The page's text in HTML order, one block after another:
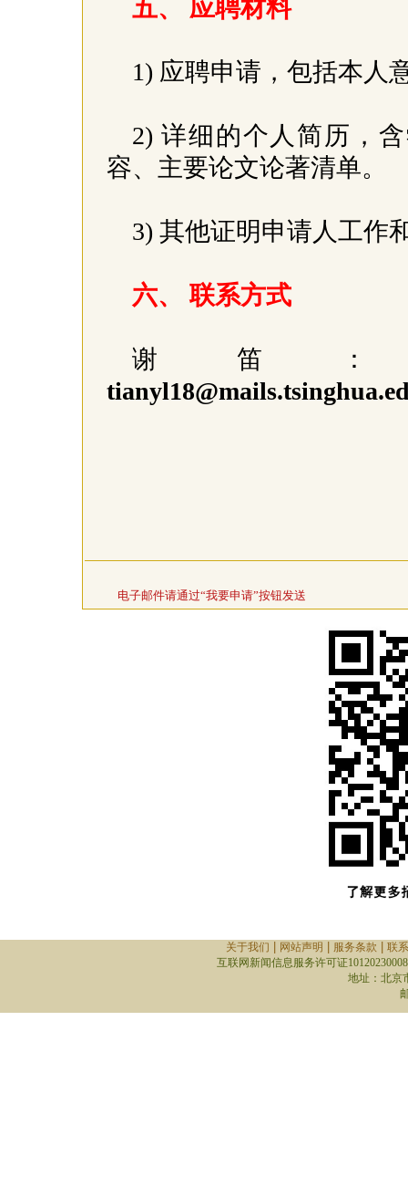
五、 应聘材料
1) 应聘申请，包括本人
2) 详细的个人简历，
容、主要论文论著清单。
3) 其他证明申请人工作
六、 联系方式
谢笛
电子邮件请通过“我要申请”按钮发送
关于我们 网站声明 服务条款
联
互联网新闻信息服务许可证10120230008
地址：北京